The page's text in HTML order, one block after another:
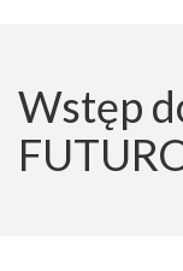
Wstęp